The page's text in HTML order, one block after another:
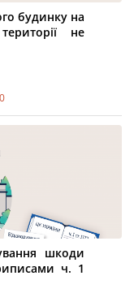
будинку на
не
0
шкоди
ч. 1